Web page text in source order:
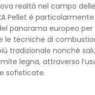
realtà nel campo
Pellet è
panorama europeo
le tecniche di
tradizionale nonché
legna, attraverso
sofisticate.